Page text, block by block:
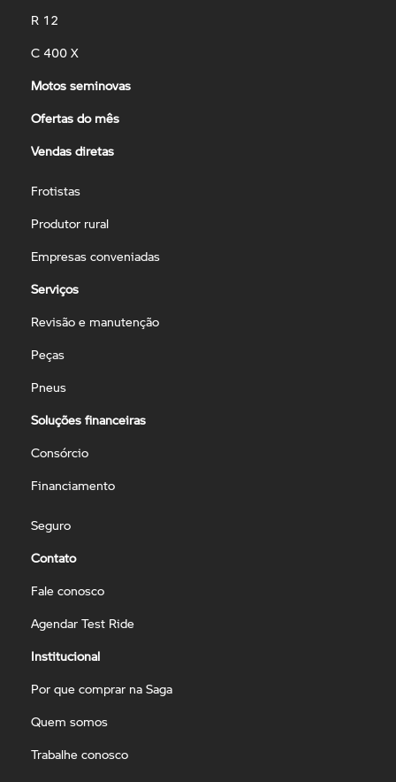
R 12
C 400 X
Motos seminovas
Ofertas do mês
Vendas diretas
Frotistas
Produtor rural
Empresas conveniadas
Serviços
Revisão e manutenção
Peças
Pneus
Soluções financeiras
Consórcio
Financiamento
Seguro
Contato
Fale conosco
Agendar Test Ride
Institucional
Por que comprar na Saga
Quem somos
Trabalhe conosco